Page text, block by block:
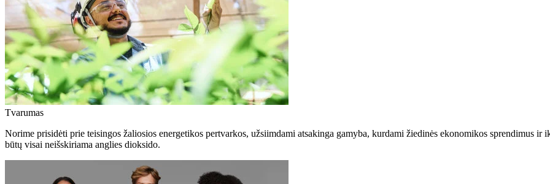
Tvarumas
Norime prisidėti prie teisingos žaliosios energetikos pertvarkos, užsiimdami atsakinga gamyba, kurdami žiedinės ekonomikos sprendimus
būtų visai neišskiriama anglies dioksido.